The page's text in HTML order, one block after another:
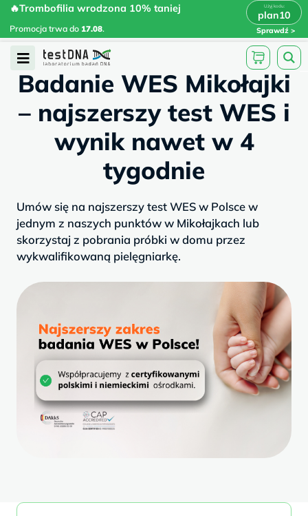
Skip
content
🔥Trombofilia wrodzona 10% taniej
Promocja trwa do 17.08.
plan10
Sprawdź
🔥Trombofilia wrodzona 10% taniej
plan10 x
Open
Menu
testdna.pl
Badanie WES Mikołajki
– najszerszy test WES i
wynik nawet w 4
tygodnie
Umów się na najszerszy test WES w Polsce w
jednym z naszych punktów w Mikołajkach lub
skorzystaj z pobrania próbki w domu przez
wykwalifikowaną pielęgniarkę.